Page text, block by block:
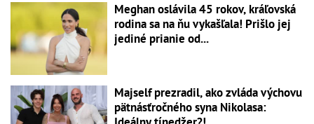
Meghan oslávila 45 rokov, kráľovská
rodina sa na ňu vykašľala! Prišlo jej
jediné prianie od...
Majself prezradil, ako zvláda výchovu
pätnásťročného syna Nikolasa: